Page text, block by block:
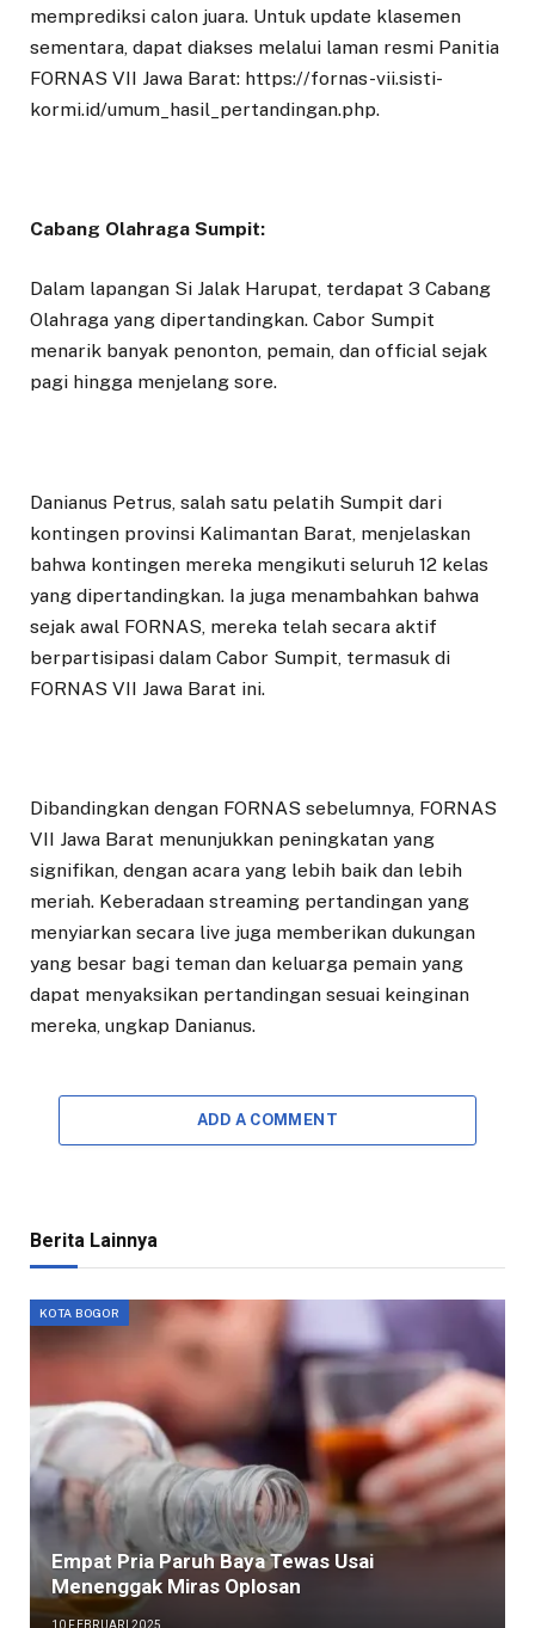
memprediksi calon juara. Untuk update klasemen
sementara, dapat diakses melalui laman resmi Panitia
FORNAS VII Jawa Barat: https://fornas-vii.sisti-
kormi.id/umum_hasil_pertandingan.php.
Cabang Olahraga Sumpit:
Dalam lapangan Si Jalak Harupat, terdapat 3 Cabang
Olahraga yang dipertandingkan. Cabor Sumpit
menarik banyak penonton, pemain, dan official sejak
pagi hingga menjelang sore.
Danianus Petrus, salah satu pelatih Sumpit dari
kontingen provinsi Kalimantan Barat, menjelaskan
bahwa kontingen mereka mengikuti seluruh 12 kelas
yang dipertandingkan. Ia juga menambahkan bahwa
sejak awal FORNAS, mereka telah secara aktif
berpartisipasi dalam Cabor Sumpit, termasuk di
FORNAS VII Jawa Barat ini.
Dibandingkan dengan FORNAS sebelumnya, FORNAS
VII Jawa Barat menunjukkan peningkatan yang
signifikan, dengan acara yang lebih baik dan lebih
meriah. Keberadaan streaming pertandingan yang
menyiarkan secara live juga memberikan dukungan
yang besar bagi teman dan keluarga pemain yang
dapat menyaksikan pertandingan sesuai keinginan
mereka, ungkap Danianus.
ADD A COMMENT
Berita Lainnya
KOTA BOGOR
Empat Pria Paruh Baya Tewas Usai
Menenggak Miras Oplosan
10 FEBRUARI 2025